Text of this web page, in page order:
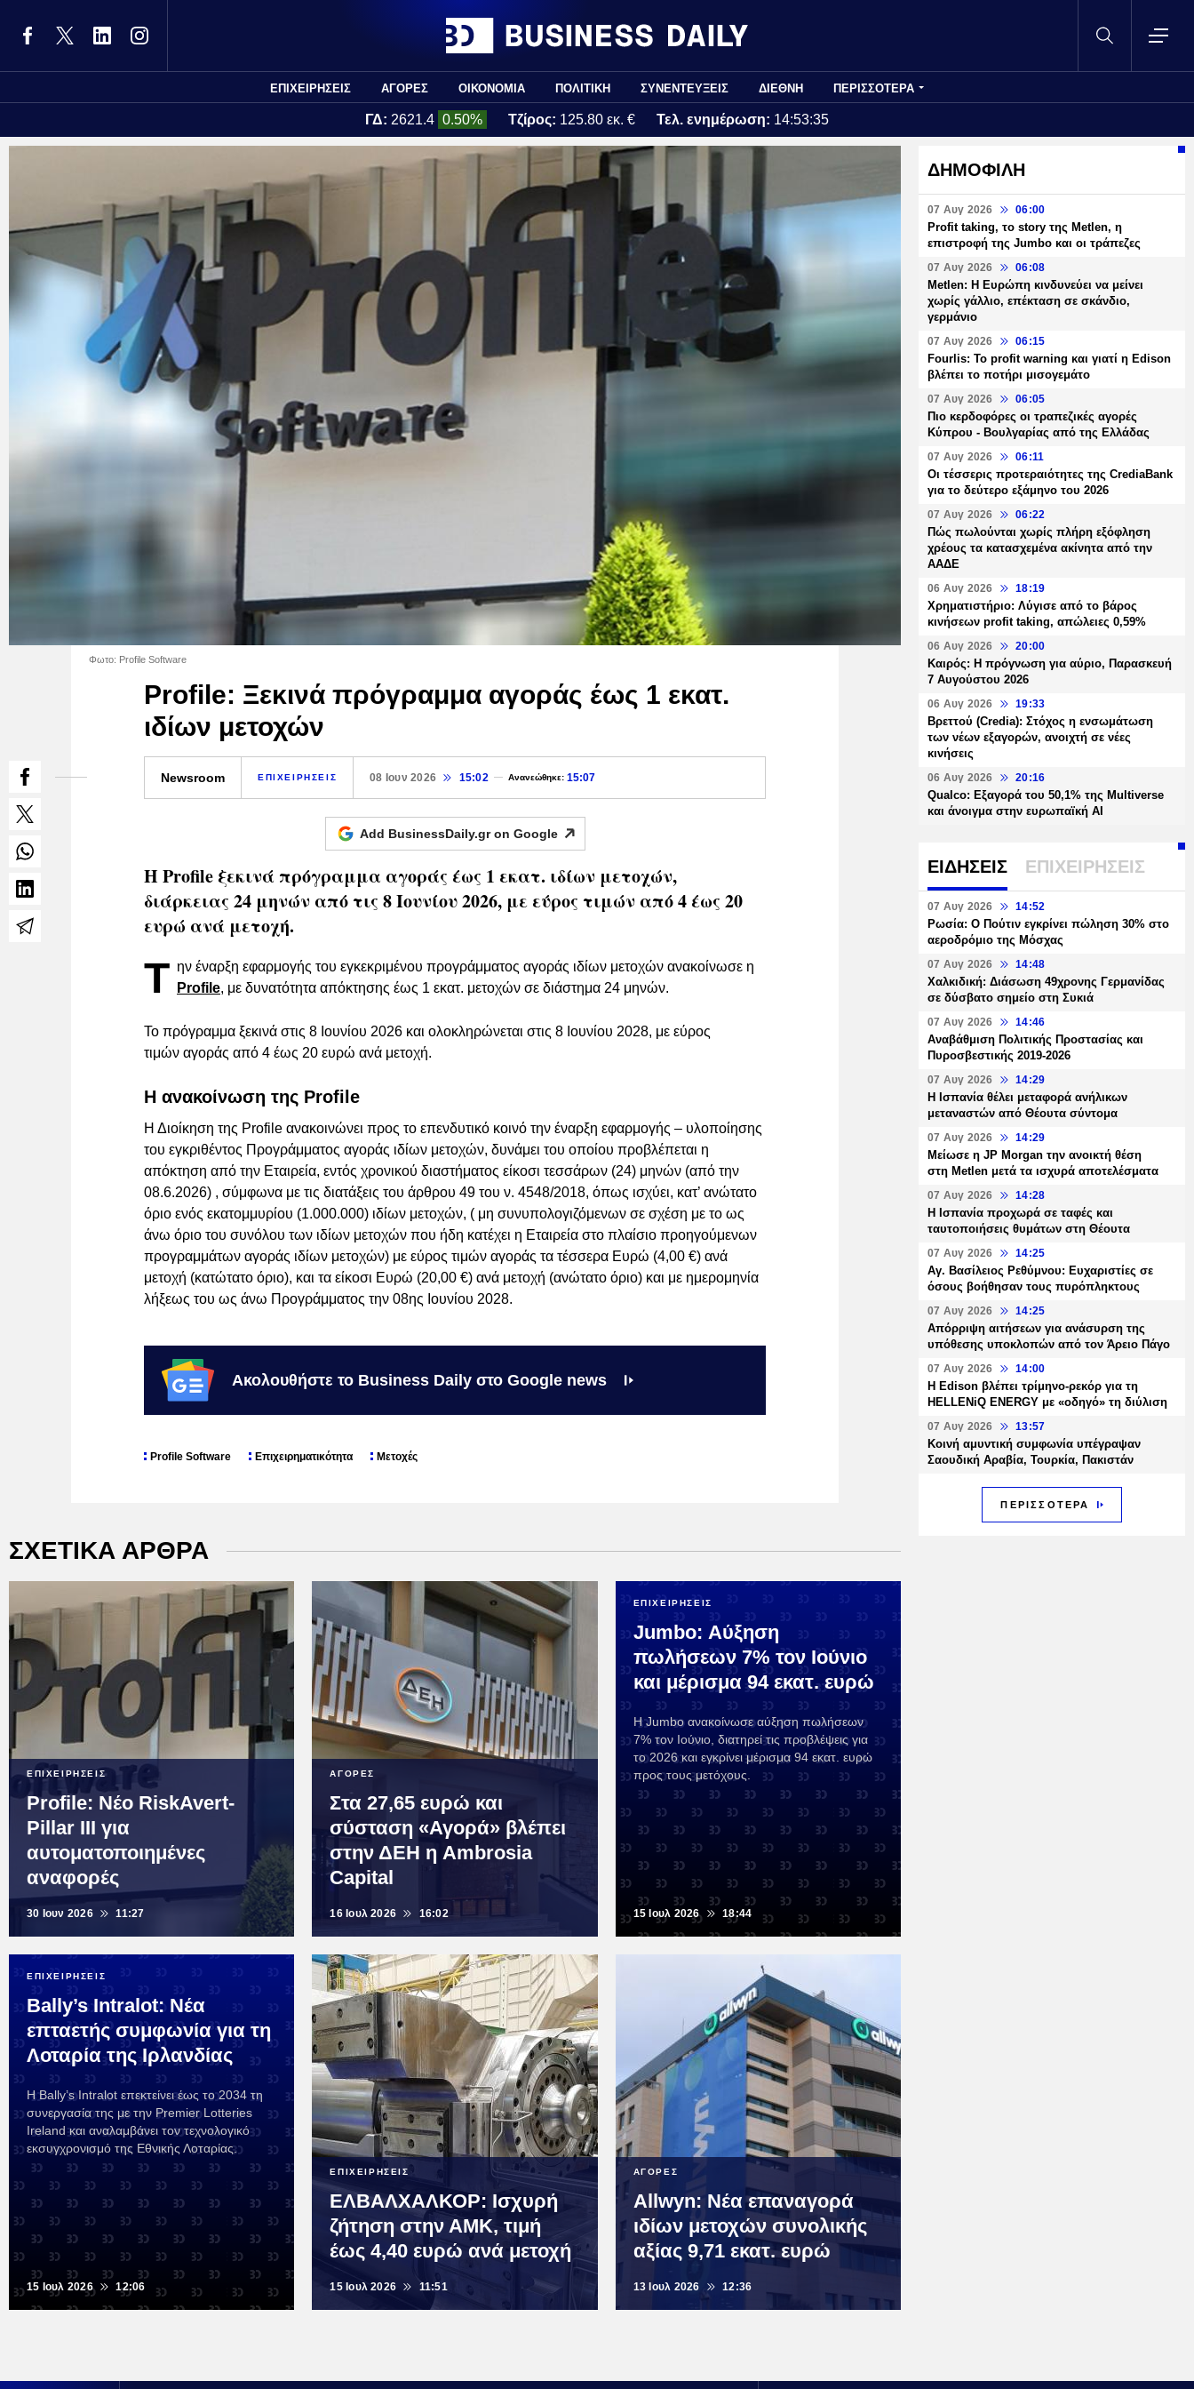
ΕΠΙΧΕΙΡΗΣΕΙΣ ΑΓΟΡΕΣ ΟΙΚΟΝΟΜΙΑ ΠΟΛΙΤΙΚΗ ΣΥΝΕΝΤΕΥΞΕΙΣ ΔΙΕΘΝΗ ΠΕΡΙΣΣΟΤΕΡΑ
ΓΔ: 2621.4 0.50% Τζίρος: 125.80 εκ. € Τελ. ενημέρωση: 14:53:35
Φωτο: Profile Software
Profile: Ξεκινά πρόγραμμα αγοράς έως 1 εκατ.
ιδίων μετοχών
Newsroom ΕΠΙΧΕΙΡΗΣΕΙΣ 08 Ιουν 2026 15:02 Ανανεώθηκε:15:07
Add BusinessDaily.gr on Google
Η Profile ξεκινά πρόγραμμα αγοράς έως 1 εκατ. ιδίων μετοχών,
διάρκειας 24 μηνών από τις 8 Ιουνίου 2026, με εύρος τιμών από 4 έως 20
ευρώ ανά μετοχή.
Τ ην έναρξη εφαρμογής του εγκεκριμένου προγράμματος αγοράς ιδίων μετοχών ανακοίνωσε η
Profile, με δυνατότητα απόκτησης έως 1 εκατ. μετοχών σε διάστημα 24 μηνών.
Το πρόγραμμα ξεκινά στις 8 Ιουνίου 2026 και ολοκληρώνεται στις 8 Ιουνίου 2028, με εύρος
τιμών αγοράς από 4 έως 20 ευρώ ανά μετοχή.
Η ανακοίνωση της Profile
Η Διοίκηση της Profile ανακοινώνει προς το επενδυτικό κοινό την έναρξη εφαρμογής – υλοποίησης
του εγκριθέντος Προγράμματος αγοράς ιδίων μετοχών, δυνάμει του οποίου προβλέπεται η
απόκτηση από την Εταιρεία, εντός χρονικού διαστήματος είκοσι τεσσάρων (24) μηνών (από την
08.6.2026) , σύμφωνα με τις διατάξεις του άρθρου 49 του ν. 4548/2018, όπως ισχύει, κατ’ ανώτατο
όριο ενός εκατομμυρίου (1.000.000) ιδίων μετοχών, ( μη συνυπολογιζόμενων σε σχέση με το ως
άνω όριο του συνόλου των ιδίων μετοχών που ήδη κατέχει η Εταιρεία στο πλαίσιο προηγούμενων
προγραμμάτων αγοράς ιδίων μετοχών) με εύρος τιμών αγοράς τα τέσσερα Ευρώ (4,00 €) ανά
μετοχή (κατώτατο όριο), και τα είκοσι Ευρώ (20,00 €) ανά μετοχή (ανώτατο όριο) και με ημερομηνία
λήξεως του ως άνω Προγράμματος την 08ης Ιουνίου 2028.
Ακολουθήστε το Business Daily στο Google news
Profile Software Επιχειρηματικότητα Μετοχές
ΣΧΕΤΙΚΑ ΑΡΘΡΑ
ΕΠΙΧΕΙΡΗΣΕΙΣ
Profile: Νέο RiskAvert-
Pillar III για
αυτοματοποιημένες
αναφορές
30 Ιουν 2026 11:27
ΑΓΟΡΕΣ
Στα 27,65 ευρώ και
σύσταση «Αγορά» βλέπει
στην ΔΕΗ η Ambrosia
Capital
16 Ιουλ 2026 16:02
ΕΠΙΧΕΙΡΗΣΕΙΣ
Jumbo: Αύξηση
πωλήσεων 7% τον Ιούνιο
και μέρισμα 94 εκατ. ευρώ
Η Jumbo ανακοίνωσε αύξηση πωλήσεων
7% τον Ιούνιο, διατηρεί τις προβλέψεις για
το 2026 και εγκρίνει μέρισμα 94 εκατ. ευρώ
προς τους μετόχους.
15 Ιουλ 2026 18:44
ΕΠΙΧΕΙΡΗΣΕΙΣ
Bally’s Intralot: Νέα
επταετής συμφωνία για τη
Λοταρία της Ιρλανδίας
Η Bally’s Intralot επεκτείνει έως το 2034 τη
συνεργασία της με την Premier Lotteries
Ireland και αναλαμβάνει τον τεχνολογικό
εκσυγχρονισμό της Εθνικής Λοταρίας.
15 Ιουλ 2026 12:06
ΕΠΙΧΕΙΡΗΣΕΙΣ
ΕΛΒΑΛΧΑΛΚΟΡ: Ισχυρή
ζήτηση στην ΑΜΚ, τιμή
έως 4,40 ευρώ ανά μετοχή
15 Ιουλ 2026 11:51
ΑΓΟΡΕΣ
Allwyn: Νέα επαναγορά
ιδίων μετοχών συνολικής
αξίας 9,71 εκατ. ευρώ
13 Ιουλ 2026 12:36
ΔΗΜΟΦΙΛΗ
07 Αυγ 2026 06:00
Profit taking, το story της Metlen, η
επιστροφή της Jumbo και οι τράπεζες
07 Αυγ 2026 06:08
Metlen: Η Ευρώπη κινδυνεύει να μείνει
χωρίς γάλλιο, επέκταση σε σκάνδιο,
γερμάνιο
07 Αυγ 2026 06:15
Fourlis: Το profit warning και γιατί η Edison
βλέπει το ποτήρι μισογεμάτο
07 Αυγ 2026 06:05
Πιο κερδοφόρες οι τραπεζικές αγορές
Κύπρου - Βουλγαρίας από της Ελλάδας
07 Αυγ 2026 06:11
Οι τέσσερις προτεραιότητες της CrediaBank
για το δεύτερο εξάμηνο του 2026
07 Αυγ 2026 06:22
Πώς πωλούνται χωρίς πλήρη εξόφληση
χρέους τα κατασχεμένα ακίνητα από την
ΑΑΔΕ
06 Αυγ 2026 18:19
Χρηματιστήριο: Λύγισε από το βάρος
κινήσεων profit taking, απώλειες 0,59%
06 Αυγ 2026 20:00
Καιρός: Η πρόγνωση για αύριο, Παρασκευή
7 Αυγούστου 2026
06 Αυγ 2026 19:33
Βρεττού (Credia): Στόχος η ενσωμάτωση
των νέων εξαγορών, ανοιχτή σε νέες
κινήσεις
06 Αυγ 2026 20:16
Qualco: Εξαγορά του 50,1% της Multiverse
και άνοιγμα στην ευρωπαϊκή AI
ΕΙΔΗΣΕΙΣ ΕΠΙΧΕΙΡΗΣΕΙΣ
07 Αυγ 2026 14:52
Ρωσία: Ο Πούτιν εγκρίνει πώληση 30% στο
αεροδρόμιο της Μόσχας
07 Αυγ 2026 14:48
Χαλκιδική: Διάσωση 49χρονης Γερμανίδας
σε δύσβατο σημείο στη Συκιά
07 Αυγ 2026 14:46
Αναβάθμιση Πολιτικής Προστασίας και
Πυροσβεστικής 2019-2026
07 Αυγ 2026 14:29
Η Ισπανία θέλει μεταφορά ανήλικων
μεταναστών από Θέουτα σύντομα
07 Αυγ 2026 14:29
Μείωσε η JP Morgan την ανοικτή θέση
στη Metlen μετά τα ισχυρά αποτελέσματα
07 Αυγ 2026 14:28
Η Ισπανία προχωρά σε ταφές και
ταυτοποιήσεις θυμάτων στη Θέουτα
07 Αυγ 2026 14:25
Αγ. Βασίλειος Ρεθύμνου: Ευχαριστίες σε
όσους βοήθησαν τους πυρόπληκτους
07 Αυγ 2026 14:25
Απόρριψη αιτήσεων για ανάσυρση της
υπόθεσης υποκλοπών από τον Άρειο Πάγο
07 Αυγ 2026 14:00
Η Edison βλέπει τρίμηνο-ρεκόρ για τη
HELLENiQ ENERGY με «οδηγό» τη διύλιση
07 Αυγ 2026 13:57
Κοινή αμυντική συμφωνία υπέγραψαν
Σαουδική Αραβία, Τουρκία, Πακιστάν
ΠΕΡΙΣΣΟΤΕΡΑ